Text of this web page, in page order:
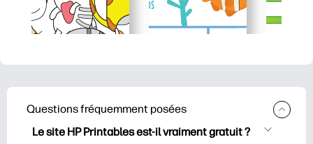
Questions fréquemment posées
Le site HP Printables est-il vraiment gratuit ?